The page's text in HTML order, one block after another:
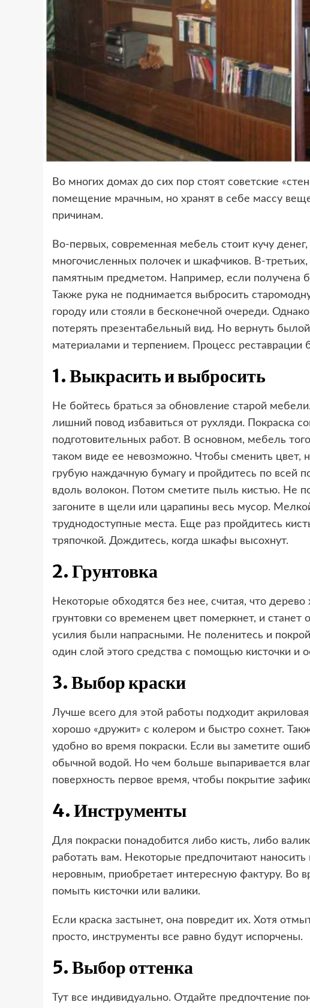
Во многих домах до сих пор стоят советские
помещение мрачным, но хранят в себе массу
причинам.
Во-первых, современная мебель стоит кучу
многочисленных полочек и шкафчиков. В-третьих,
памятным предметом. Например, если получена
Также рука не поднимается выбросить
городу или стояли в бесконечной очереди.
потерять презентабельный вид. Но вернуть
материалами и терпением. Процесс реставрации
1. Выкрасить и выбросить
Не бойтесь браться за обновление старой
лишний повод избавиться от рухляди. Покраска
подготовительных работ. В основном, мебель
таком виде ее невозможно. Чтобы сменить цвет,
грубую наждачную бумагу и пройдитесь по всей
вдоль волокон. Потом сметите пыль кистью. Не
загоните в щели или царапины весь мусор.
труднодоступные места. Еще раз пройдитесь
тряпочкой. Дождитесь, когда шкафы высохнут.
2. Грунтовка
Некоторые обходятся без нее, считая, что
грунтовки со временем цвет померкнет, и
усилия были напрасными. Не поленитесь и
один слой этого средства с помощью кисточки и
3. Выбор краски
Лучше всего для этой работы подходит
хорошо «дружит» с колером и быстро сохнет.
удобно во время покраски. Если вы заметите
обычной водой. Но чем больше выпаривается
поверхность первое время, чтобы покрытие
4. Инструменты
Для покраски понадобится либо кисть, либо
работать вам. Некоторые предпочитают наносить
неровным, приобретает интересную фактуру. Во
помыть кисточки или валики.
Если краска застынет, она повредит их. Хотя
просто, инструменты все равно будут испорчены.
5. Выбор оттенка
Тут все индивидуально. Отдайте предпочтение